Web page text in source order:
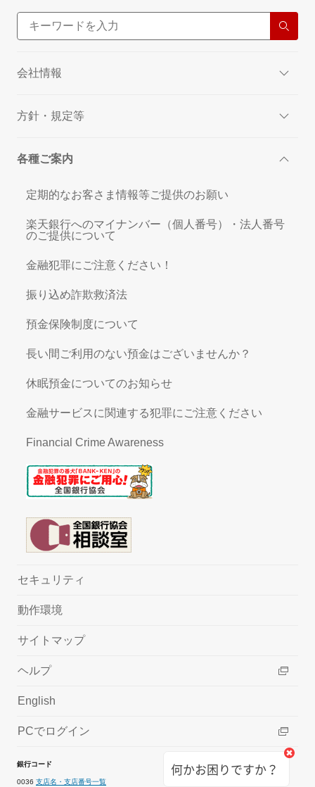
会社情報
方針・規定等
各種ご案内
定期的なお客さま情報等ご提供のお願い
楽天銀行へのマイナンバー（個人番号）・法人番号
のご提供について
金融犯罪にご注意ください！
振り込め詐欺救済法
預金保険制度について
長い間ご利用のない預金はございませんか？
休眠預金についてのお知らせ
金融サービスに関連する犯罪にご注意ください
Financial Crime Awareness
セキュリティ
動作環境
サイトマップ
ヘルプ
English
PCでログイン
銀行コード
0036 支店名・支店番号一覧
何かお困りですか？